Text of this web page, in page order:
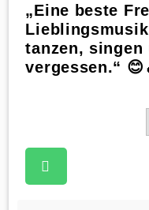
„Eine beste
tanzen, singen
vergessen.“